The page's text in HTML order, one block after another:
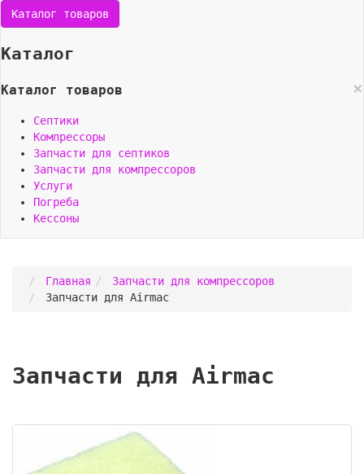
Каталог товаров
Каталог
×
Каталог товаров
Септики
Компрессоры
Запчасти для септиков
Запчасти для компрессоров
Услуги
Погреба
Кессоны
Главная
Запчасти для компрессоров
Запчасти для Airmac
Запчасти для Airmac